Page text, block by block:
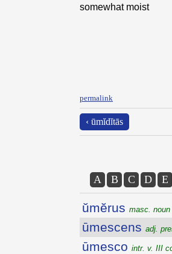
somewhat moist
permalink
‹ ūmĭdĭtās
A B C D E
ŭmĕrus masc. noun
ūmescens adj.
ūmesco intr. v. III